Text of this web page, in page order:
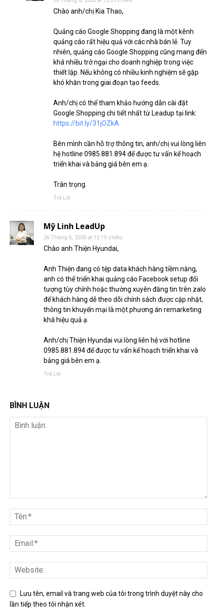
Chào anh/chị Kia Thao,
Quảng cáo Google Shopping đang là một kênh
quảng cáo rất hiệu quả với các nhà bán lẻ. Tuy
nhiên, quảng cáo Google Shopping cũng mang đến
khá nhiều trở ngại cho doanh nghiệp trong việc
thiết lập. Nếu không có nhiều kinh nghiệm sẽ gặp
khó khăn trong giai đoạn tạo feeds.
Anh/chị có thể tham khảo hướng dẫn cài đặt
Google Shopping chi tiết nhất từ Leadup tại link:
https://bit.ly/31jOZkA
Bên mình cần hỗ trợ thông tin, anh/chị vui lòng liên
hệ hotline 0985.881.894 để được tư vấn kế hoạch
triển khai và bảng giá bên em ạ.
Trân trọng.
Trả Lời
Mỹ Linh LeadUp
26 Tháng 6, 2020 at 12:15 chiều
Chào anh Thiện Hyundai,
Anh Thiện đang có tệp data khách hàng tiềm năng,
anh có thể triển khai quảng cáo Facebook setup đối
tượng tùy chỉnh hoặc thường xuyên đăng tin trên zalo
để khách hàng dễ theo dõi chính sách được cập nhật,
thông tin khuyến mại là một phương án remarketing
khá hiệu quả ạ.
Anh/chị Thiện Hyundai vui lòng liên hệ với hotline
0985.881.894 để được tư vấn kế hoạch triển khai và
bảng giá bên em ạ.
Trả Lời
BÌNH LUẬN
Lưu tên, email và trang web của tôi trong trình duyệt này cho
lần tiếp theo tôi nhận xét.